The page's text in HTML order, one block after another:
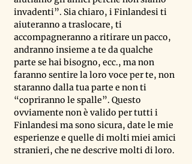
invadenti”. Sia chiaro, i Finlandesi ti
aiuteranno a traslocare, ti
accompagneranno a ritirare un pacco,
andranno insieme a te da qualche
parte se hai bisogno, ecc., ma non
faranno sentire la loro voce per te, non
staranno dalla tua parte e non ti
“copriranno le spalle”. Questo
ovviamente non è valido per tutti i
Finlandesi ma sono sicura, date le mie
esperienze e quelle di molti miei amici
stranieri, che ne descrive molti di loro.